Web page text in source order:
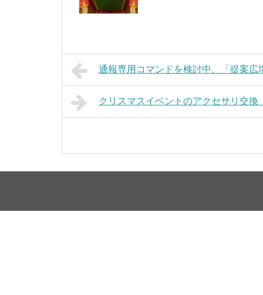
通報専用コマンドを検討中、「提案広
クリスマスイベントのアクセサリ交換